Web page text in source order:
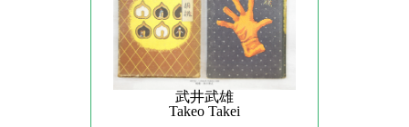
武井武雄
Takeo Takei